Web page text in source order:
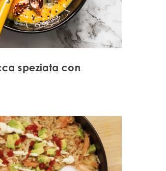
speziata con